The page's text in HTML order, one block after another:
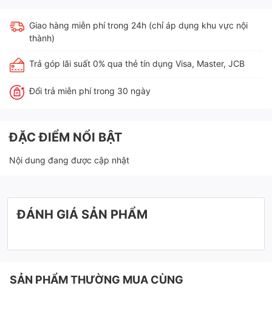
Giao hàng miễn phí trong 24h (chỉ áp dụng khu vực nội
thành)
Trả góp lãi suất 0% qua thẻ tín dụng Visa, Master, JCB
Đổi trả miễn phí trong 30 ngày
ĐẶC ĐIỂM NỔI BẬT
Nội dung đang được cập nhật
ĐÁNH GIÁ SẢN PHẨM
SẢN PHẨM THƯỜNG MUA CÙNG